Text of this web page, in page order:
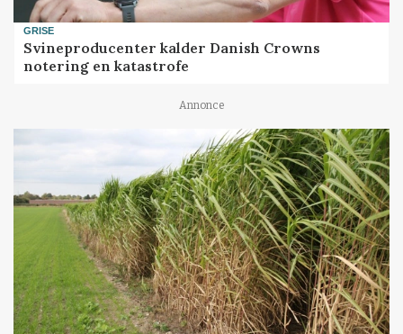
GRISE
Svineproducenter kalder Danish Crowns
notering en katastrofe
Annonce